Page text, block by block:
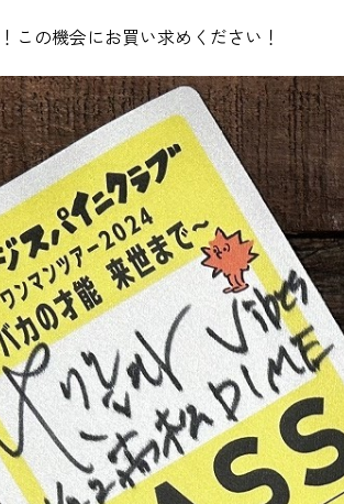
この機会にお買い求めください！